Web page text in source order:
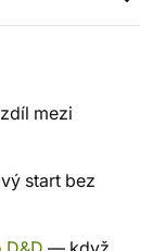
mezi
start bez